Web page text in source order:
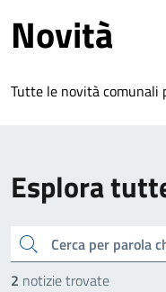
Novità
Tutte le novità comunali
Esplora
cerca
2 notizie trovate